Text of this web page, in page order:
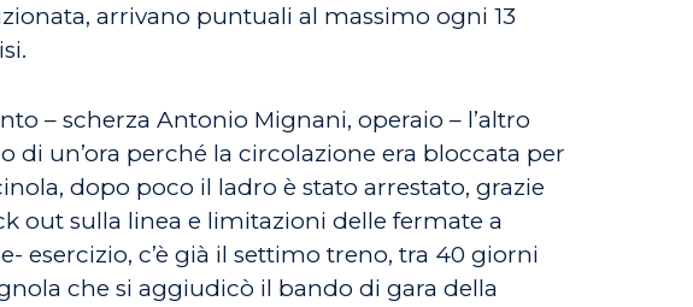
arrivano puntuali al massimo ogni 13
– scherza Antonio Mignani, operaio – l’altro
un’ora perché la circolazione era bloccata per
dopo poco il ladro è stato arrestato, grazie
out sulla linea e limitazioni delle fermate a
esercizio, c’è già il settimo treno, tra 40 giorni
che si aggiudicò il bando di gara della